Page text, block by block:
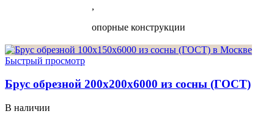
,
опорные конструкции
Быстрый просмотр
Брус обрезной 200х200х6000 из сосны (ГОСТ)
В наличии